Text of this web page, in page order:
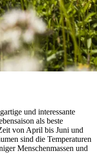
und interessante
als beste
von April bis Juni und
sind die Temperaturen
Menschenmassen und